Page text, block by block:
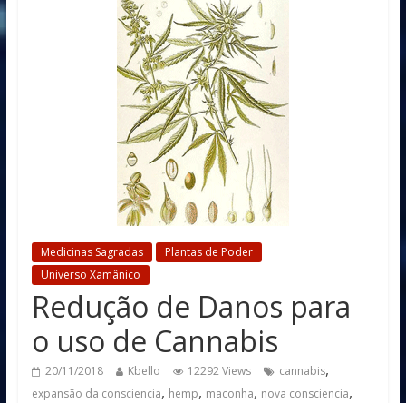
Medicinas Sagradas
Plantas de Poder
Universo Xamânico
Redução de Danos para
o uso de Cannabis
20/11/2018 Kbello 12292 Views cannabis,
expansão da consciencia, hemp, maconha, nova consciencia,